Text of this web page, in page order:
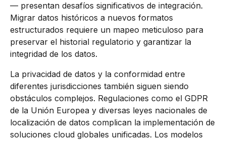
— presentan desafíos significativos de integración.
Migrar datos históricos a nuevos formatos
estructurados requiere un mapeo meticuloso para
preservar el historial regulatorio y garantizar la
integridad de los datos.
La privacidad de datos y la conformidad entre
diferentes jurisdicciones también siguen siendo
obstáculos complejos. Regulaciones como el GDPR
de la Unión Europea y diversas leyes nacionales de
localización de datos complican la implementación de
soluciones cloud globales unificadas. Los modelos